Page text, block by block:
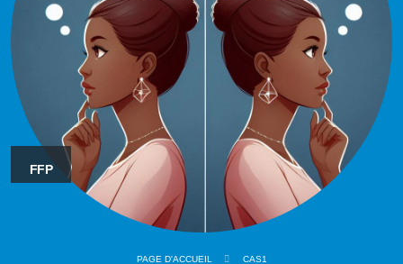
FFP
PAGE D'ACCUEIL CAS1